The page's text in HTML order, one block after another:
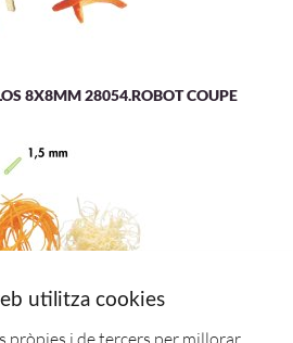
8X8MM 28054.ROBOT COUPE
utilitza cookies
pròpies i de tercers per millorar